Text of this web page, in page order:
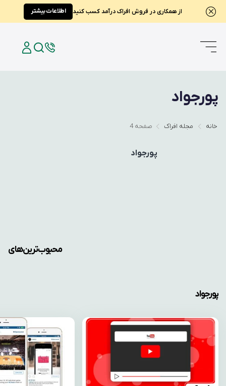
از همکاری در فروش افراک درآمد کسب کنید اطلاعات بیشتر
پورجواد
خانه مجله افراک صفحه 4
پورجواد
محبوب‌ترین‌های
پورجواد